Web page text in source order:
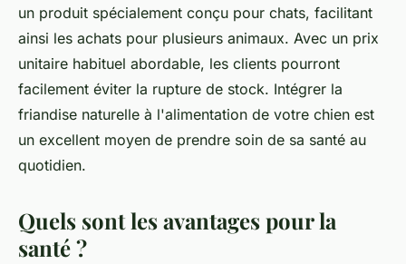
un produit spécialement conçu pour chats, facilitant
ainsi les achats pour plusieurs animaux. Avec un prix
unitaire habituel abordable, les clients pourront
facilement éviter la rupture de stock. Intégrer la
friandise naturelle à l'alimentation de votre chien est
un excellent moyen de prendre soin de sa santé au
quotidien.
Quels sont les avantages pour la
santé ?